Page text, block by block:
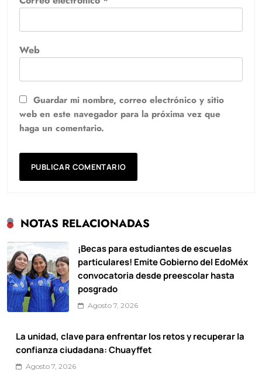
Web
Guardar mi nombre, correo electrónico y sitio
web en este navegador para la próxima vez que
haga un comentario.
NOTAS RELACIONADAS
¡Becas para estudiantes de escuelas
particulares! Emite Gobierno del EdoMéx
convocatoria desde preescolar hasta
posgrado
Agosto 7, 2026
La unidad, clave para enfrentar los retos y recuperar la
confianza ciudadana: Chuayffet
Agosto 7, 2026